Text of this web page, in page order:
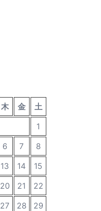
木 金
土
1
6 7
8
13 14
15
20 21
22
27 28
29